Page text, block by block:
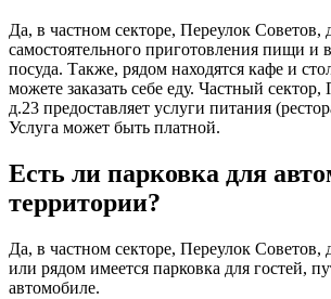
Да, в частном секторе, Переулок Советов,
самостоятельного приготовления пищи и
посуда. Также, рядом находятся кафе и
можете заказать себе еду. Частный
д.23 предоставляет услуги питания
Услуга может быть платной.
Есть ли парковка для
территории?
Да, в частном секторе, Переулок Советов,
или рядом имеется парковка для гостей,
автомобиле.